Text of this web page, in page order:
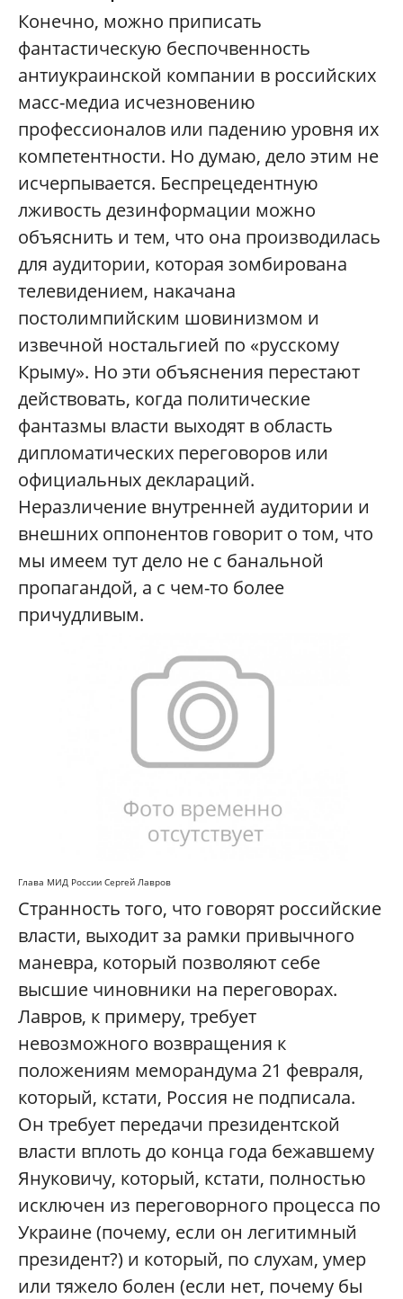
Конечно, можно приписать
фантастическую беспочвенность
антиукраинской компании в российских
масс-медиа исчезновению
профессионалов или падению уровня их
компетентности. Но думаю, дело этим не
исчерпывается. Беспрецедентную
лживость дезинформации можно
объяснить и тем, что она производилась
для аудитории, которая зомбирована
телевидением, накачана
постолимпийским шовинизмом и
извечной ностальгией по «русскому
Крыму». Но эти объяснения перестают
действовать, когда политические
фантазмы власти выходят в область
дипломатических переговоров или
официальных деклараций.
Неразличение внутренней аудитории и
внешних оппонентов говорит о том, что
мы имеем тут дело не с банальной
пропагандой, а с чем-то более
причудливым.
Глава МИД России Сергей Лавров
Странность того, что говорят российские
власти, выходит за рамки привычного
маневра, который позволяют себе
высшие чиновники на переговорах.
Лавров, к примеру, требует
невозможного возвращения к
положениям меморандума 21 февраля,
который, кстати, Россия не подписала.
Он требует передачи президентской
власти вплоть до конца года бежавшему
Януковичу, который, кстати, полностью
исключен из переговорного процесса по
Украине (почему, если он легитимный
президент?) и который, по слухам, умер
или тяжело болен (если нет, почему бы